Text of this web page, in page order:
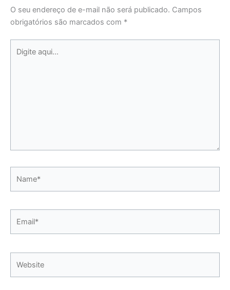
O seu endereço de e-mail não será publicado. Campos
obrigatórios são marcados com *
aqui...